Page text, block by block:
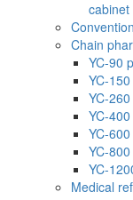
cabinet
Chain
YC-90
YC-
YC-
YC-
YC-
YC-
YC-
Medical